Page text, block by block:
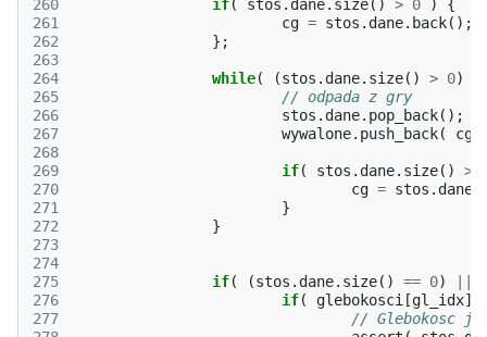
260
261
262
263
264
265
266
267
268
269
270
271
272
273
274
275
276
277
if( stos . dane. size() > 0 )
{
cg = stos . dane. back();
};
while( (stos . dane. size() > 0)
// odpada z gry
stos . dane. pop_back();
wywalone. push_back( cg
if( stos . dane. size() >
cg = stos . dane
}
}
if( (stos . dane. size() == 0)
if( glebokosci [gl_idx]
// Glebokosc